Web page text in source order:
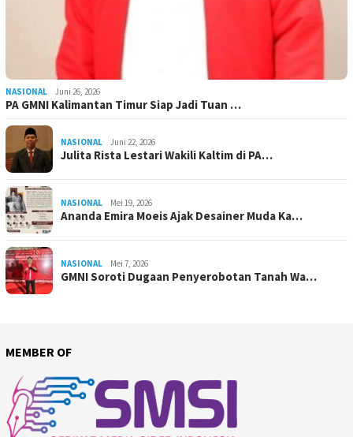
NASIONAL Juni 26, 2026
PA GMNI Kalimantan Timur Siap Jadi Tuan …
NASIONAL Juni 22, 2026
Julita Rista Lestari Wakili Kaltim di PA…
NASIONAL Mei 19, 2026
Ananda Emira Moeis Ajak Desainer Muda Ka…
NASIONAL Mei 7, 2026
GMNI Soroti Dugaan Penyerobotan Tanah Wa…
MEMBER OF